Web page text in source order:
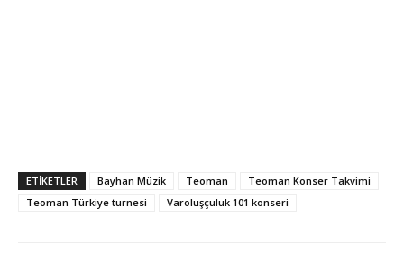
ETIKETLER Bayhan Müzik Teoman
Teoman Konser Takvimi
Teoman Türkiye turnesi
Varoluşçuluk 101 konseri